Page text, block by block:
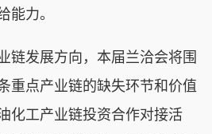
能力。
发展方向，本届兰洽会将围
重点产业链的缺失环节和价值
化工产业链投资合作对接活